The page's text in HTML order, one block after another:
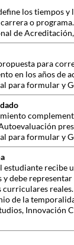
los tiempos
o
de
para
en los años de
para formular y
para formular y
recibe
debe
de la
Innovación